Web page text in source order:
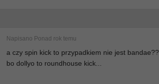
Napisano Ponad rok temu
a czy spin kick to przypadkiem nie jest bandae??
bo dollyo to roundhouse kick...